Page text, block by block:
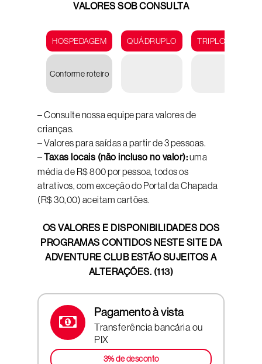
VALORES SOB CONSULTA
HOSPEDAGEM QUÁDRUPLO TRIPLO
Conforme roteiro
– Consulte nossa equipe para valores de
crianças.
– Valores para saídas a partir de 3 pessoas.
–Taxas locais (não incluso no valor):uma
média de R$ 800 por pessoa, todos os
atrativos, com exceção do Portal da Chapada
(R$ 30,00) aceitam cartões.
OS VALORES E DISPONIBILIDADES DOS
PROGRAMAS CONTIDOS NESTE SITE DA
ADVENTURE CLUB ESTÃO SUJEITOS A
ALTERAÇÕES. (113)
Pagamento à vista
Transferência bancária ou
PIX
3% de desconto